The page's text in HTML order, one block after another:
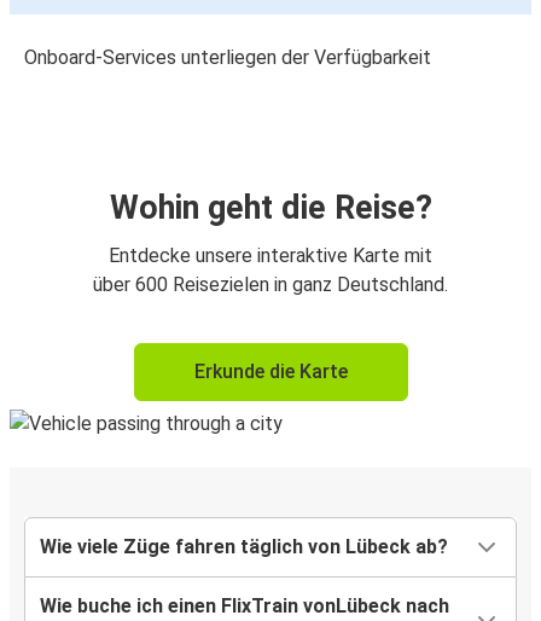
Onboard-Services unterliegen der Verfügbarkeit
Wohin geht die Reise?
Entdecke unsere interaktive Karte mit
über 600 Reisezielen in ganz Deutschland.
Erkunde die Karte
Wie viele Züge fahren täglich von Lübeck ab?
Wie buche ich einen FlixTrain vonLübeck nach